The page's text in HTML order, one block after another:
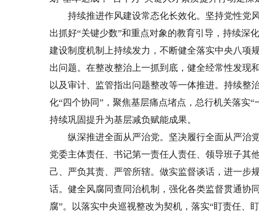
持续推进作风建设常态化长效化。坚持党性党
出抓好“关键少数”和重点对象的教育引导，持续深
建设制度机制上持续发力，不断健全落实中央八项
出问题。在整改整治上一抓到底，健全经常性发现
以及审计、监管指出问题整改等一体推进。持续整
化“四个协同”，聚焦基层痛点堵点，总行机关落实“
持续巩固提升为基层减负赋能成果。
纵深推进全面从严治党。坚决履行全面从严治
党委主体责任、书记第一责任人责任、领导班子其
己、严负其责、严管所辖。做实监督谈话，进一步
话。健全风腐同查同治机制，强化各类监督贯通协
腐”。以落实中央巡视整改为契机，落实“盯责任、